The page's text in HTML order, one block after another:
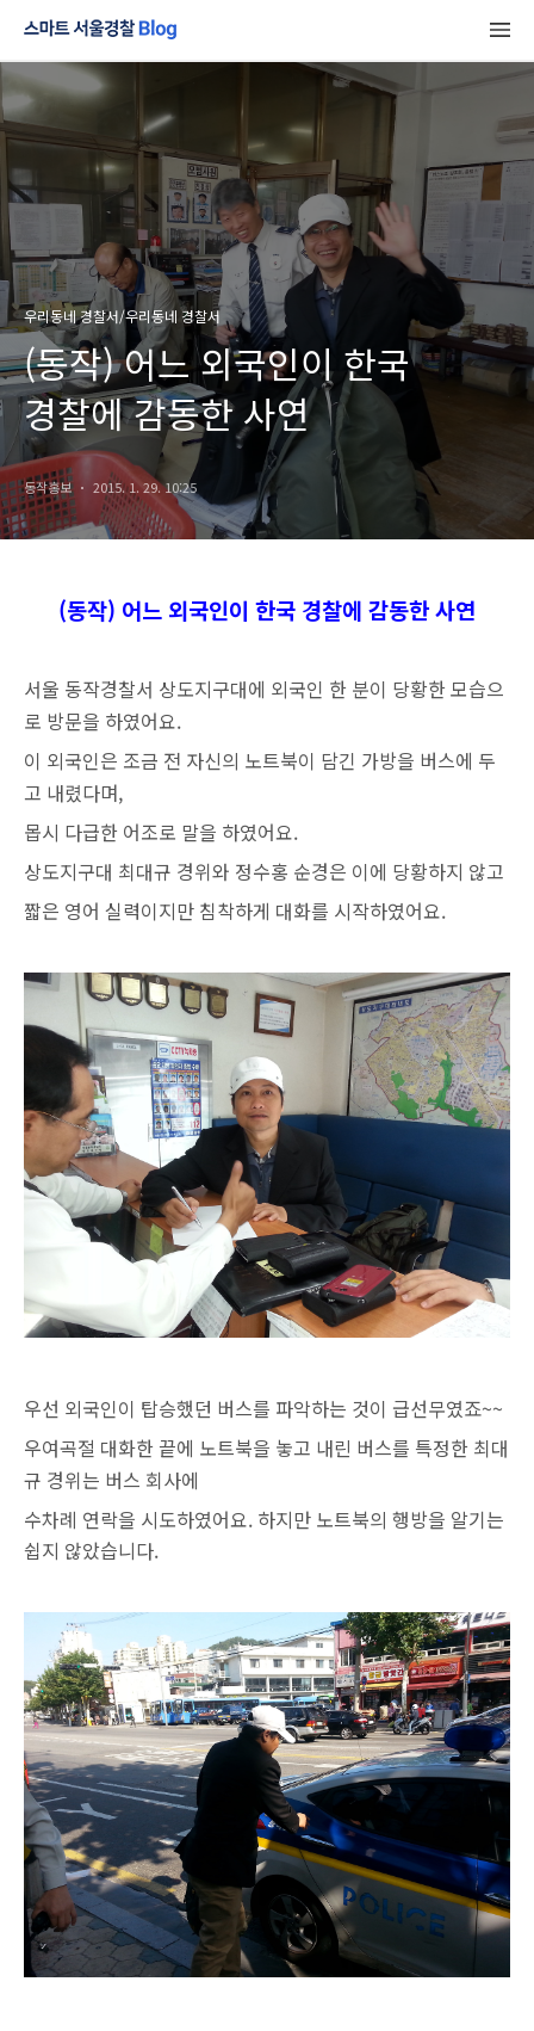
우리동네 경찰서/우리동네 경찰서
(동작) 어느 외국인이 한국
경찰에 감동한 사연
동작홍보 2015. 1. 29. 10:25
(동작) 어느 외국인이 한국 경찰에 감동한 사연
서울 동작경찰서 상도지구대에 외국인 한 분이 당황한 모습으
로 방문을 하였어요.
이 외국인은 조금 전 자신의 노트북이 담긴 가방을 버스에 두
고 내렸다며,
몹시 다급한 어조로 말을 하였어요.
상도지구대 최대규 경위와 정수홍 순경은 이에 당황하지 않고
짧은 영어 실력이지만 침착하게 대화를 시작하였어요.
우선 외국인이 탑승했던 버스를 파악하는 것이 급선무였죠~~
우여곡절 대화한 끝에 노트북을 놓고 내린 버스를 특정한 최대
규 경위는 버스 회사에
수차례 연락을 시도하였어요. 하지만 노트북의 행방을 알기는
쉽지 않았습니다.